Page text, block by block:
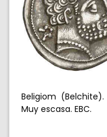
Beligiom (Belchite).
Muy escasa. EBC.